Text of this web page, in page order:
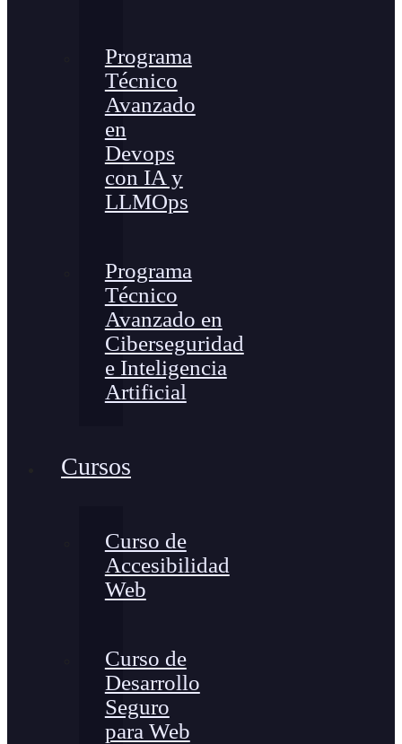
Programa
Técnico
Avanzado
en
Devops
con IA y
LLMOps
Programa
Técnico
Avanzado en
Ciberseguridad
e Inteligencia
Artificial
Cursos
Curso de
Accesibilidad
Web
Curso de
Desarrollo
Seguro
para Web